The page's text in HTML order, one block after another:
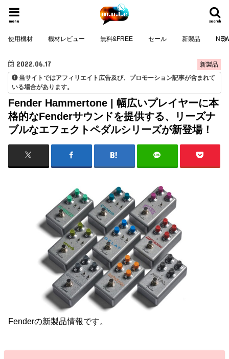
search
menu
使用機材 機材レビュー 無料&FREE セール 新製品
新製品
2022.06.17
当サイトではアフィリエイト広告及び、プロモーション記事が含まれて
いる場合があります。
Fender Hammertone | 幅広いプレイヤーに本
格的なFenderサウンドを提供する、リーズナ
ブルなエフェクトペダルシリーズが新登場！
Fenderの新製品情報です。